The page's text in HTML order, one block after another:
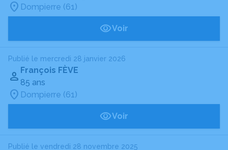
Dompierre (61)
Voir
Publié le mercredi 28 janvier 2026
François FÈVE
85 ans
Dompierre (61)
Voir
Publié le vendredi 28 novembre 2025